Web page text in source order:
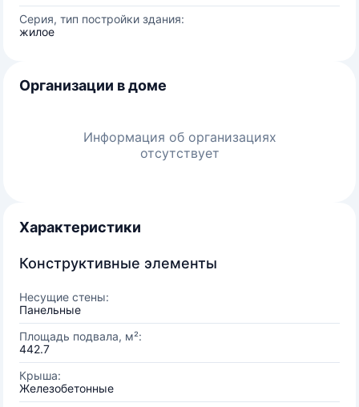
Серия, тип постройки здания:
жилое
Организации в доме
Информация об организациях
отсутствует
Характеристики
Конструктивные элементы
Несущие стены:
Панельные
Площадь подвала, м²:
442.7
Крыша:
Железобетонные